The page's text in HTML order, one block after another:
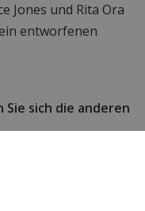
Jones und Rita Ora
entworfenen
Sie sich die anderen